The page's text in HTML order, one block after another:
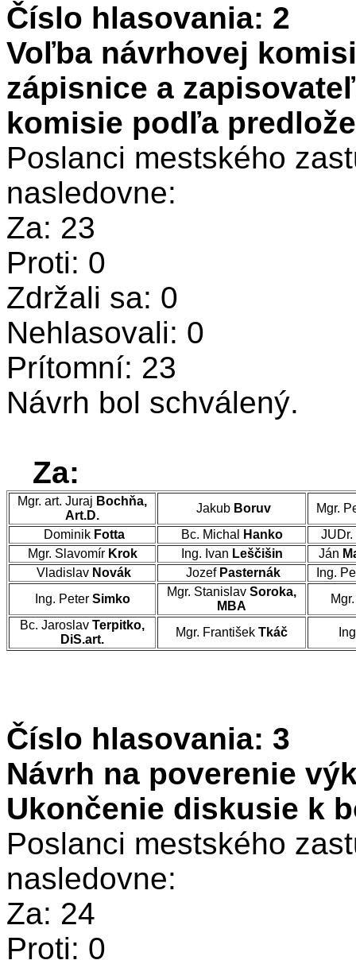
Číslo hlasovania: 2
Voľba návrhovej
zápisnice a
komisie podľa
Poslanci mestského
nasledovne:
Za: 23
Proti: 0
Zdržali sa: 0
Nehlasovali: 0
Prítomní: 23
Návrh bol schválený.
Za:
Mgr. art. Juraj Bochňa,
Art.D.
Jakub Boruv
Mgr.
Dominik Fotta Bc. Michal Hanko
Mgr. Slavomír Krok Ing. Ivan Leščišin Ján
Vladislav Novák Jozef Pasternák
Ing.
Ing. Peter Simko
Mgr. Stanislav Soroka,
MBA
Bc. Jaroslav Terpitko,
DiS.art.
Mgr. František Tkáč
Číslo hlasovania: 3
Návrh na poverenie
Ukončenie diskusie k
Poslanci mestského
nasledovne:
Za: 24
Proti: 0